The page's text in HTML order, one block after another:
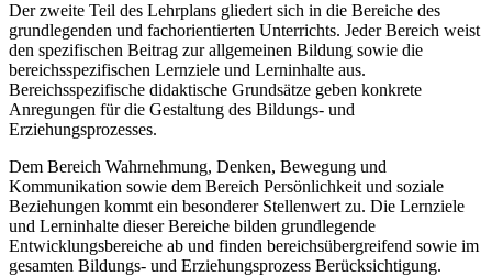
Der zweite Teil des Lehrplans gliedert sich in die Bereiche des
grundlegenden und fachorientierten Unterrichts. Jeder Bereich weist
den spezifischen Beitrag zur allgemeinen Bildung sowie die
bereichsspezifischen Lernziele und Lerninhalte aus.
Bereichsspezifische didaktische Grundsätze geben konkrete
Anregungen für die Gestaltung des Bildungs- und
Erziehungsprozesses.
Dem Bereich Wahrnehmung, Denken, Bewegung und
Kommunikation sowie dem Bereich Persönlichkeit und soziale
Beziehungen kommt ein besonderer Stellenwert zu. Die Lernziele
und Lerninhalte dieser Bereiche bilden grundlegende
Entwicklungsbereiche ab und finden bereichsübergreifend sowie im
gesamten Bildungs- und Erziehungsprozess Berücksichtigung.